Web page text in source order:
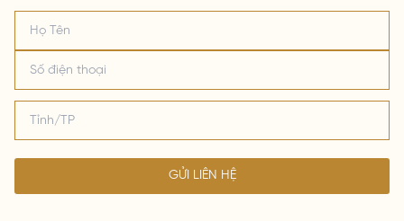
GỬI LIÊN HỆ